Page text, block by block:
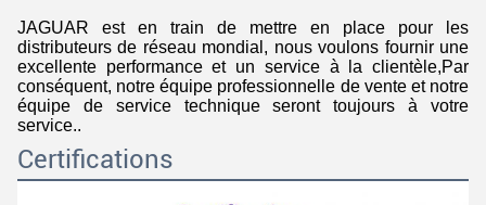
JAGUAR est en train de mettre en place pour les
distributeurs de réseau mondial, nous voulons fournir une
excellente performance et un service à la clientèle,Par
conséquent, notre équipe professionnelle de vente et notre
équipe de service technique seront toujours à votre
service..
Certifications